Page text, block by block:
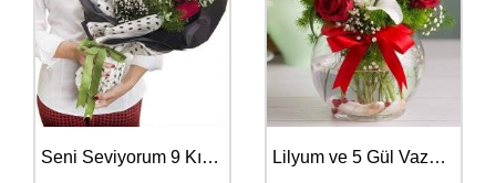
Seni Seviyorum 9 Kırmızı Gül Buketi Lilyum ve 5 Gül Vazoda